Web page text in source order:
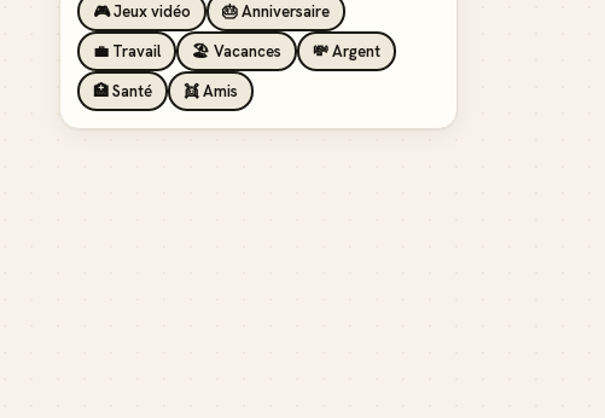
🎮 Jeux vidéo
🎂 Anniversaire
💼 Travail
🏖️ Vacances
💸 Argent
🏥 Santé
👯 Amis